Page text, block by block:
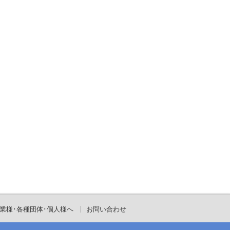
様･各種団体･個人様へ お問い合わせ